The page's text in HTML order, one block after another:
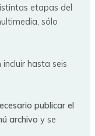
etapas del
sólo
incluir hasta seis
publicar el
archivo y se